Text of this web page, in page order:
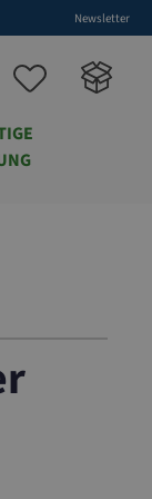
Newsletter